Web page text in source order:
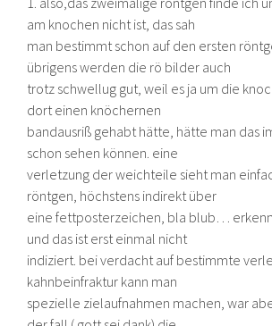
am knochen nicht ist, das sah
man bestimmt schon auf den ersten
übrigens werden die rö bilder auch
trotz schwellug gut, weil es ja um die
dort einen knöchernen
bandausriß gehabt hätte, hätte man das
schon sehen können. eine
verletzung der weichteile sieht man
röntgen, höchstens indirekt über
eine fettposterzeichen, bla blub…
und das ist erst einmal nicht
indiziert. bei verdacht auf bestimmte
kahnbeinfraktur kann man
spezielle zielaufnahmen machen, war